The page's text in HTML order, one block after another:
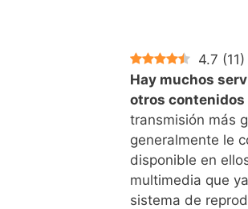
4.7 (11)
Hay muchos
otros
transmisión más
generalmente le
disponible en
multimedia que
sistema de